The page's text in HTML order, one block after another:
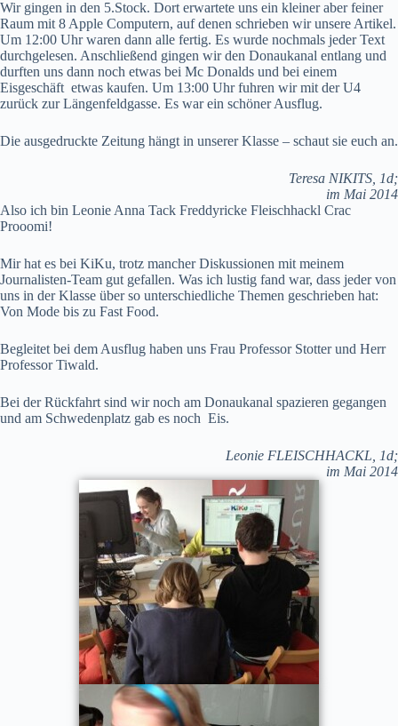
Wir gingen in den 5.Stock. Dort erwartete uns ein kleiner aber feiner
Raum mit 8 Apple Computern, auf denen schrieben wir unsere Artikel.
Um 12:00 Uhr waren dann alle fertig. Es wurde nochmals jeder Text
durchgelesen. Anschließend gingen wir den Donaukanal entlang und
durften uns dann noch etwas bei Mc Donalds und bei einem
Eisgeschäft etwas kaufen. Um 13:00 Uhr fuhren wir mit der U4
zurück zur Längenfeldgasse. Es war ein schöner Ausflug.
Die ausgedruckte Zeitung hängt in unserer Klasse – schaut sie euch an.
Teresa NIKITS, 1d;
im Mai 2014
Also ich bin Leonie Anna Tack Freddyricke Fleischhackl Crac
Prooomi!
Mir hat es bei KiKu, trotz mancher Diskussionen mit meinem
Journalisten-Team gut gefallen. Was ich lustig fand war, dass jeder von
uns in der Klasse über so unterschiedliche Themen geschrieben hat:
Von Mode bis zu Fast Food.
Begleitet bei dem Ausflug haben uns Frau Professor Stotter und Herr
Professor Tiwald.
Bei der Rückfahrt sind wir noch am Donaukanal spazieren gegangen
und am Schwedenplatz gab es noch Eis.
Leonie FLEISCHHACKL, 1d;
im Mai 2014